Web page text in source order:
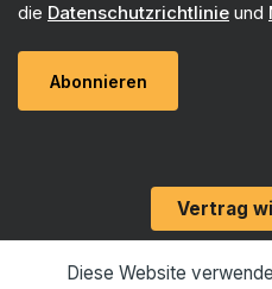
die Datenschutzrichtlinie und
Abonnieren
Vertrag
Diese Website